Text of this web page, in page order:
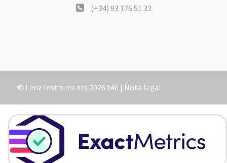
(+34) 93 176 51 32
© Lenz Instruments 2026 t46 | Nota legal